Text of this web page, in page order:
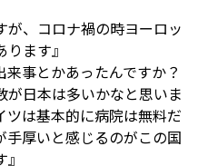
が、コロナ禍の時ヨーロッ
ます』
事とかあったんですか？
が日本は多いかなと思いま
は基本的に病院は無料だ
手厚いと感じるのがこの国